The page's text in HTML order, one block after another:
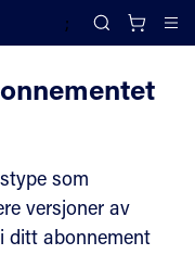
;
Search
som
versjoner av
ditt abonnement